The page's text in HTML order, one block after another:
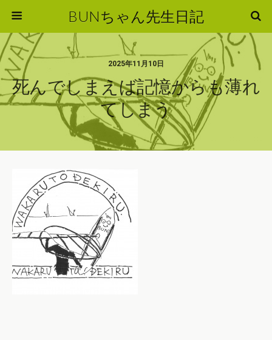
BUNちゃん先生日記
2025年11月10日
死んでしまえば記憶からも薄れ
てしまう